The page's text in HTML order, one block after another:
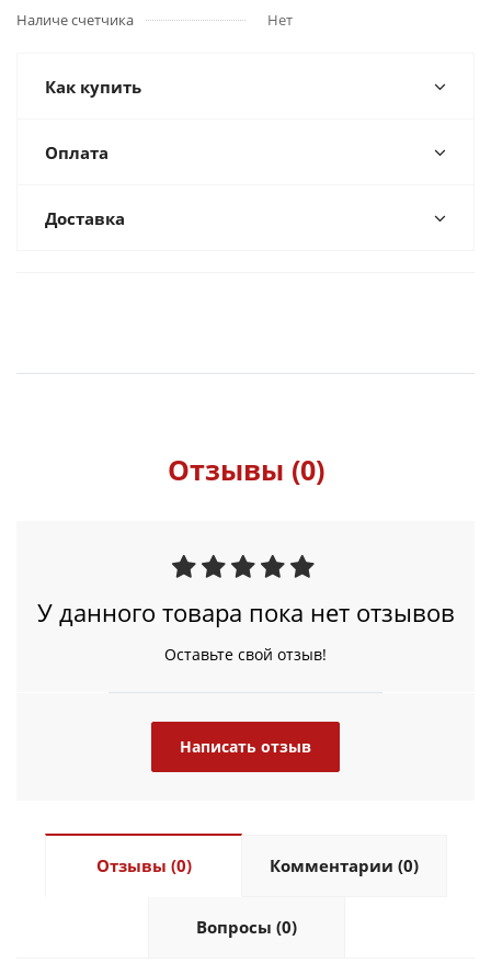
Наличе счетчика
Нет
Как купить
Оплата
Доставка
Отзывы (0)
У данного товара пока нет отзывов
Оставьте свой отзыв!
Написать отзыв
Отзывы (0) Комментарии (0)
Вопросы (0)